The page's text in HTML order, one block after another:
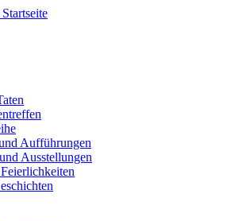
Aufführungen
Ausstellungen